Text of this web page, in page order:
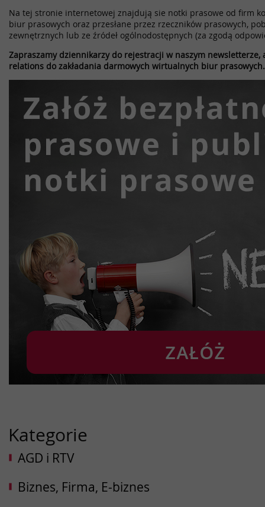
Na tej stronie internetowej znajdują sie notki prasowe od firm
biur prasowych oraz przesłane przez rzeczników prasowych,
zewnętrznych lub ze źródeł ogólnodostępnych (za zgodą
Zapraszamy dziennikarzy do rejestracji w naszym
relations do zakładania darmowych wirtualnych biur prasowych.
Kategorie
AGD i RTV
Biznes, Firma, E-biznes